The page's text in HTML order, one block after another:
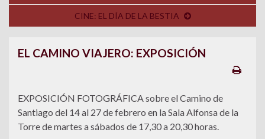
CINE: EL DÍA DE LA BESTIA
EL CAMINO VIAJERO: EXPOSICIÓN
EXPOSICIÓN FOTOGRÁFICA sobre el Camino de
Santiago del 14 al 27 de febrero en la Sala Alfonsa de la
Torre de martes a sábados de 17,30 a 20,30 horas.